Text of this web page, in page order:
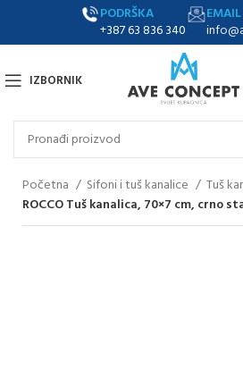
PODRŠKA
+387 63 836 340
EMAIL
IZBORNIK
Početna Sifoni i tuš kanalice
Tuš
ROCCO Tuš kanalica, 70×7 cm, crno